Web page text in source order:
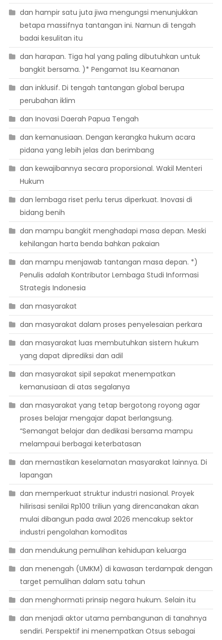
dan hampir satu juta jiwa mengungsi menunjukkan
betapa massifnya tantangan ini. Namun di tengah
badai kesulitan itu
dan harapan. Tiga hal yang paling dibutuhkan untuk
bangkit bersama. )* Pengamat Isu Keamanan
dan inklusif. Di tengah tantangan global berupa
perubahan iklim
dan Inovasi Daerah Papua Tengah
dan kemanusiaan. Dengan kerangka hukum acara
pidana yang lebih jelas dan berimbang
dan kewajibannya secara proporsional. Wakil Menteri
Hukum
dan lembaga riset perlu terus diperkuat. Inovasi di
bidang benih
dan mampu bangkit menghadapi masa depan. Meski
kehilangan harta benda bahkan pakaian
dan mampu menjawab tantangan masa depan. *)
Penulis adalah Kontributor Lembaga Studi Informasi
Strategis Indonesia
dan masyarakat
dan masyarakat dalam proses penyelesaian perkara
dan masyarakat luas membutuhkan sistem hukum
yang dapat diprediksi dan adil
dan masyarakat sipil sepakat menempatkan
kemanusiaan di atas segalanya
dan masyarakat yang tetap bergotong royong agar
proses belajar mengajar dapat berlangsung.
“Semangat belajar dan dedikasi bersama mampu
melampaui berbagai keterbatasan
dan memastikan keselamatan masyarakat lainnya. Di
lapangan
dan memperkuat struktur industri nasional. Proyek
hilirisasi senilai Rp100 triliun yang direncanakan akan
mulai dibangun pada awal 2026 mencakup sektor
industri pengolahan komoditas
dan mendukung pemulihan kehidupan keluarga
dan menengah (UMKM) di kawasan terdampak dengan
target pemulihan dalam satu tahun
dan menghormati prinsip negara hukum. Selain itu
dan menjadi aktor utama pembangunan di tanahnya
sendiri. Perspektif ini menempatkan Otsus sebagai